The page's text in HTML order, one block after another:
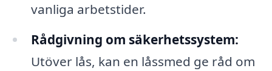
vanliga arbetstider.
Rådgivning om säkerhetssystem:
Utöver lås, kan en låssmed ge råd om